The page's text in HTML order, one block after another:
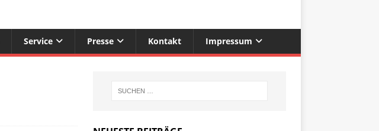
Service Presse Kontakt Impressum